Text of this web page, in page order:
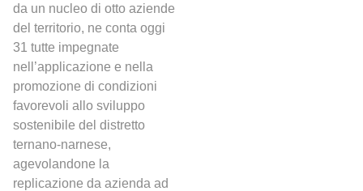
da un nucleo di otto aziende
del territorio, ne conta oggi
31 tutte impegnate
nell’applicazione e nella
promozione di condizioni
favorevoli allo sviluppo
sostenibile del distretto
ternano-narnese,
agevolandone la
replicazione da azienda ad